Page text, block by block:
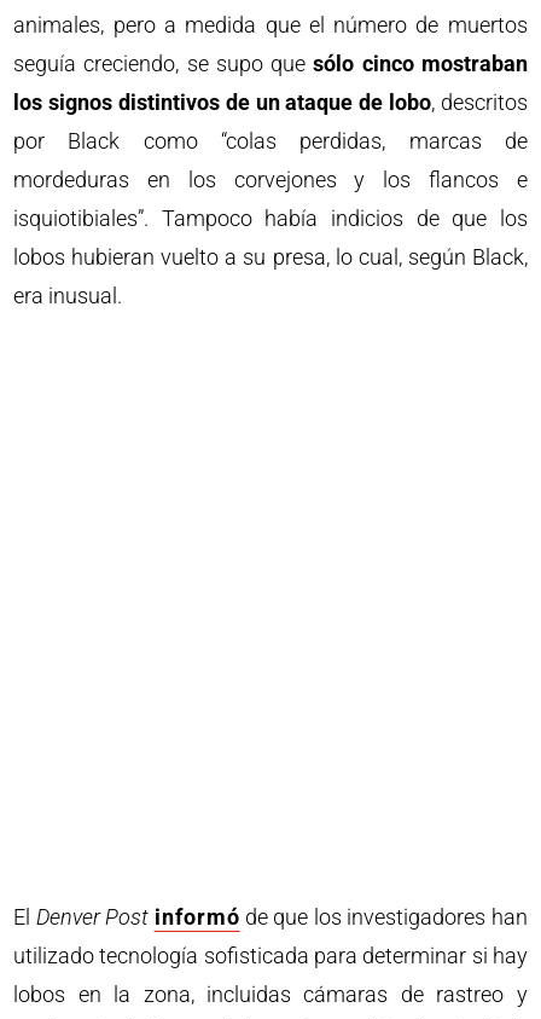
animales, pero a medida que el número de muertos
seguía creciendo, se supo quesólo cinco mostraban
los signos distintivos de un ataque de lobo, descritos
por Black como “colas perdidas, marcas de
mordeduras en los corvejones y los flancos e
isquiotibiales”. Tampoco había indicios de que los
lobos hubieran vuelto a su presa, lo cual, según Black,
era inusual.
El Denver Post informó de que los investigadores han
utilizado tecnología sofisticada para determinar si hay
lobos en la zona, incluidas cámaras de rastreo y